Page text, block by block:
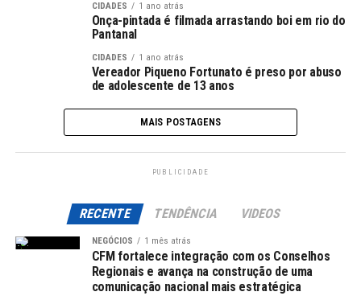
CIDADES 1 ano atrás
Onça-pintada é filmada arrastando boi em rio do
Pantanal
CIDADES 1 ano atrás
Vereador Piqueno Fortunato é preso por abuso
de adolescente de 13 anos
MAIS POSTAGENS
PUBLICIDADE
RECENTE TENDÊNCIA VIDEOS
NEGÓCIOS 1 mês atrás
CFM fortalece integração com os Conselhos
Regionais e avança na construção de uma
comunicação nacional mais estratégica